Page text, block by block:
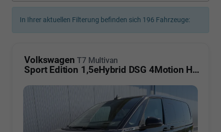
In Ihrer aktuellen Filterung befinden sich 196 Fahrzeuge:
Volkswagen T7 Multivan
Sport Edition 1,5eHybrid DSG 4Motion High KÜ 5 Sitzer